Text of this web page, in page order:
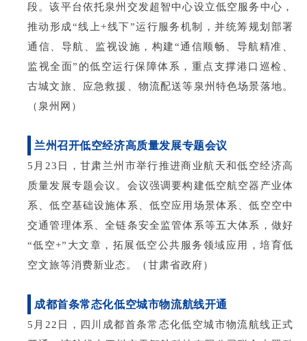
段。该平台依托泉州交发超智中心设立低空服务中心，
推动形成“线上+线下”运行服务机制，并统筹规划部署
通信、导航、监视设施，构建“通信顺畅、导航精准、
监视全面”的低空运行保障体系，重点支撑港口巡检、
古城文旅、应急救援、物流配送等泉州特色场景落地。
（泉州网）
兰州召开低空经济高质量发展专题会议
5月23日，甘肃兰州市举行推进商业航天和低空经济高
质量发展专题会议。会议强调要构建低空航空器产业体
系、低空基础设施体系、低空应用场景体系、低空空中
交通管理体系、全链条安全监管体系等五大体系，做好
“低空+”大文章，拓 展低空公共服务领域应用，培育低
空文旅等消费新业态。（甘肃省政府）
成都首条常态化低空城市物流航线开通
5月22日，四川成都首条常态化低空城市物流航线正式